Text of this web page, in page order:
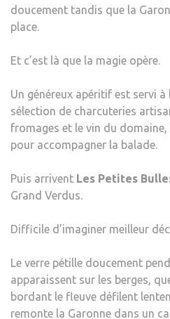
doucement tandis que la
place.
Et c’est là que la magie opère.
Un généreux apéritif est servi à
sélection de charcuteries
fromages et le vin du
pour accompagner la balade.
Puis arrivent Les Petites
Grand Verdus.
Difficile d’imaginer meilleur
Le verre pétille doucement
apparaissent sur les berges,
bordant le fleuve défilent
remonte la Garonne dans un